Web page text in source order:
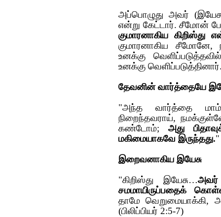
அப்பொழுது அவர்
என்று கேட்டார். சீமோன்
குமாரனாகிய கிறிஸ்து
குமாரனாகிய
உனக்கு
உனக்கு
தேவனின் வார்த்தையே
"அந்த வார்த்தை
நிறைந்தவராய்,
கண்டோம்; அது
மகிமையாகவே இருந்தது.
இறைவனாகிய இயேசு
"கிறிஸ்து இயேசு…அவர்
சமமாயிருப்பதைக்
தாமே வெறுமையாக்கி,
(பிலிப்பியர் 2:5-7)